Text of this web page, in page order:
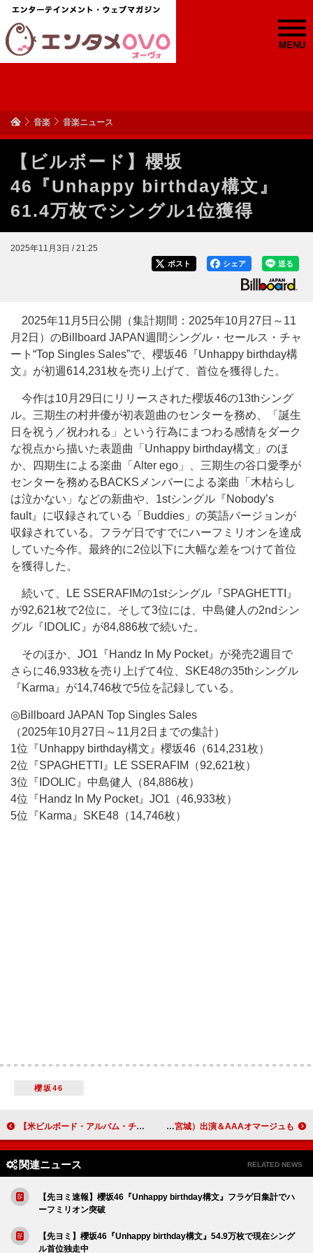
MENU
音楽 音楽ニュース
【ビルボード】櫻坂
46『Unhappy birthday構文』
61.4万枚でシングル1位獲得
2025年11月3日 / 21:25
送る
シェア
ポスト
2025年11月5日公開（集計期間：2025年10月27日～11
月2日）のBillboard JAPAN週間シングル・セールス・チャ
ート“Top Singles Sales”で、櫻坂46『Unhappy birthday構
文』が初週614,231枚を売り上げて、首位を獲得した。
今作は10月29日にリリースされた櫻坂46の13thシング
ル。三期生の村井優が初表題曲のセンターを務め、「誕生
日を祝う／祝われる」という行為にまつわる感情をダーク
な視点から描いた表題曲「Unhappy birthday構文」のほ
か、四期生による楽曲「Alter ego」、三期生の谷口愛季が
センターを務めるBACKSメンバーによる楽曲「木枯らし
は泣かない」などの新曲や、1stシングル『Nobody’s
fault』に収録されている「Buddies」の英語バージョンが
収録されている。フラゲ日ですでにハーフミリオンを達成
していた今作。最終的に2位以下に大幅な差をつけて首位
を獲得した。
続いて、LE SSERAFIMの1stシングル『SPAGHETTI』
が92,621枚で2位に。そして3位には、中島健人の2ndシン
グル『IDOLIC』が84,886枚で続いた。
そのほか、JO1『Handz In My Pocket』が発売2週目で
さらに46,933枚を売り上げて4位、SKE48の35thシングル
『Karma』が14,746枚で5位を記録している。
◎Billboard JAPAN Top Singles Sales
（2025年10月27日～11月2日までの集計）
1位『Unhappy birthday構文』櫻坂46（614,231枚）
2位『SPAGHETTI』LE SSERAFIM（92,621枚）
3位『IDOLIC』中島健人（84,886枚）
4位『Handz In My Pocket』JO1（46,933枚）
5位『Karma』SKE48（14,746枚）
櫻坂46
【米ビルボード・アルバム・チャート】テイラー・スウィフト『ザ・ライフ・オブ・ア・ショーガール』4週連続首位、ダニエル・シーザーらTOP10デビュー MAZZEL、新曲「Only You」MVに冨田侑暉（龍宮城）出演＆AAAオマージュも
関連ニュース RELATED NEWS
【先ヨミ速報】櫻坂46『Unhappy birthday構文』フラゲ日集計でハ
ーフミリオン突破
【先ヨミ】櫻坂46『Unhappy birthday構文』54.9万枚で現在シング
ル首位独走中